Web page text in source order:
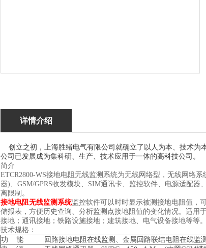
详情介绍
创立之初， 上海胜绪电气有限公司就确立了以人为本、技术为
公司已发展成为集科研、生产、技术应用于一体的高科技公司。
简介
ETCR2800-WS接地电阻无线监测系统为无线网络型，无线网络
器)、GSM/GPRS收发模块、SIM通讯卡、监控软件、电源适配
离限制。
接地电阻无线监测系统监控软件可以时时显示被测接地电阻值，
储报表，方便历史查询、分析监测点接地阻值的变化情况。适用
接地；通讯接地；铁路设施接地；建筑接地、电气设备接地等等。
技术规格：
功 能
回路接地电阻在线监测、金属回路联结电阻在线监